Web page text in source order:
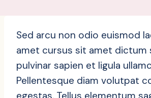
Sed arcu non odio euismod
amet cursus sit amet dictum
pulvinar sapien et ligula
Pellentesque diam volutpat